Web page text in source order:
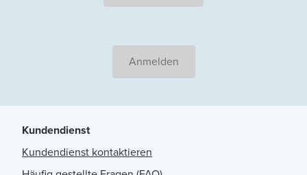
Anmelden
Kundendienst
Kundendienst kontaktieren